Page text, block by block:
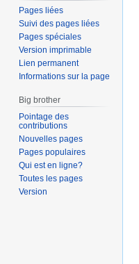
Pages liées
Suivi des pages liées
Pages spéciales
Version imprimable
Lien permanent
Informations sur la page
Big brother
Pointage des
contributions
Nouvelles pages
Pages populaires
Qui est en ligne?
Toutes les pages
Version